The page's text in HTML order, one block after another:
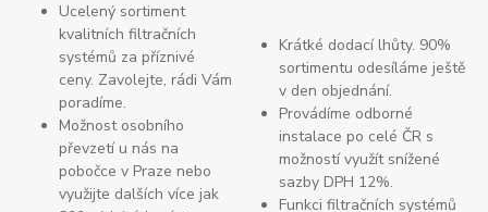
Ucelený sortiment
kvalitních filtračních
systémů za příznivé
ceny. Zavolejte, rádi Vám
poradíme.
Možnost osobního
převzetí u nás na
pobočce v Praze nebo
využijte dalších více jak
Krátké dodací lhůty. 90%
sortimentu odesíláme ještě
v den objednání.
Provádíme odborné
instalace po celé ČR s
možností využít snížené
sazby DPH 12%.
Funkci filtračních systémů